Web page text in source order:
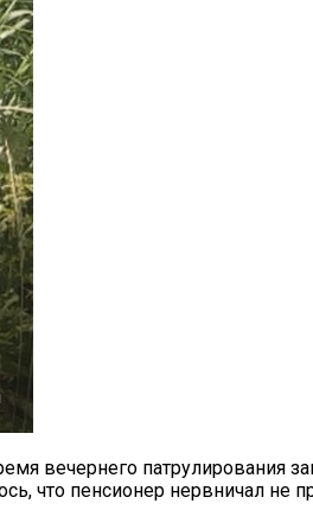
вечернего патрулирования
что пенсионер нервничал не